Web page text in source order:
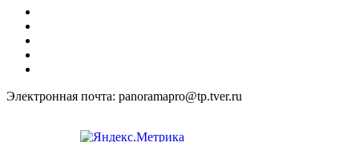
Электронная почта: panoramapro@tp.tver.ru